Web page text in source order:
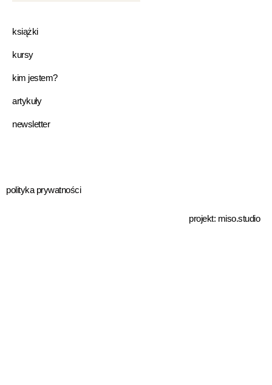
książki
kursy
kim jestem?
artykuły
newsletter
polityka prywatności
projekt: miso.studio